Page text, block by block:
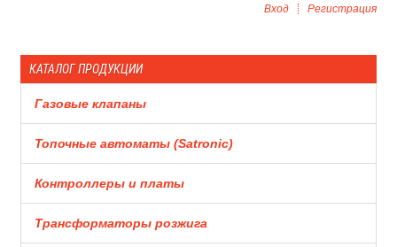
Вход Регистрация
КАТАЛОГ ПРОДУКЦИИ
Газовые клапаны
Топочные автоматы (Satronic)
Контроллеры и платы
Трансформаторы розжига